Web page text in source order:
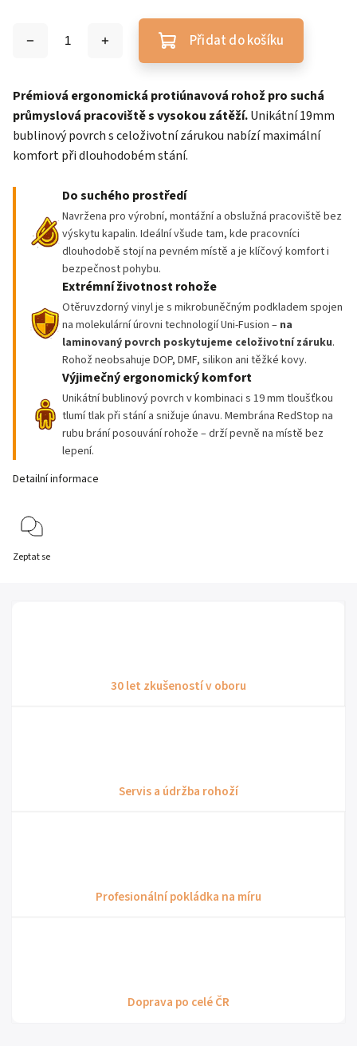
Přidat do košíku
Prémiová ergonomická protiúnavová rohož pro suchá
průmyslová pracoviště s vysokou zátěží.Unikátní 19mm
bublinový povrch s celoživotní zárukou nabízí maximální
komfort při dlouhodobém stání.
Do suchého prostředí
Navržena pro výrobní, montážní a obslužná pracoviště bez
výskytu kapalin. Ideální všude tam, kde pracovníci
dlouhodobě stojí na pevném místě a je klíčový komfort i
bezpečnost pohybu.
Extrémní životnost rohože
Otěruvzdorný vinyl je s mikrobuněčným podkladem spojen
na molekulární úrovni technologií Uni-Fusion – na
laminovaný povrch poskytujeme celoživotní záruku.
Rohož neobsahuje DOP, DMF, silikon ani těžké kovy.
Výjimečný ergonomický komfort
Unikátní bublinový povrch v kombinaci s 19 mm tloušťkou
tlumí tlak při stání a snižuje únavu. Membrána RedStop na
rubu brání posouvání rohože – drží pevně na místě bez
lepení.
Detailní informace
Zeptat se
30 let zkušeností v oboru
Servis a údržba rohoží
Profesionální pokládka na míru
Doprava po celé ČR